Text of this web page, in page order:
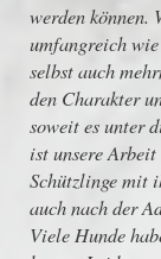
werden können.
umfangreich
selbst auch
den Charakter
soweit es unter
ist unsere
Schützlinge mit
auch nach der
Viele Hunde